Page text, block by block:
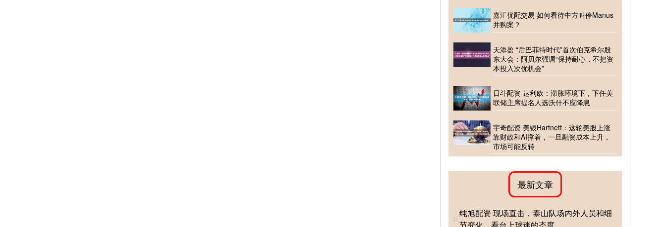
嘉汇优配交易 如何看待中方叫停Manus
并购案？
天添盈 “后巴菲特时代”首次伯克希尔股
东大会：阿贝尔强调“保持耐心，不把资
本投入次优机会”
日斗配资 达利欧：滞胀环境下，下任美
联储主席提名人选沃什不应降息
宇奇配资 美银Hartnett：这轮美股上涨
靠财政和AI撑着，一旦融资成本上升，
市场可能反转
最新文章
纯旭配资 现场直击，泰山队场内外人员和细